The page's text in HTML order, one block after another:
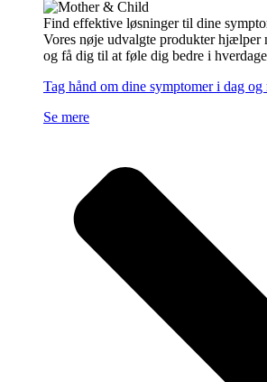
Find effektive løsninger til dine
Vores nøje udvalgte produkter hjælper
og få dig til at føle dig bedre i
Tag hånd om dine symptomer i dag
Se mere